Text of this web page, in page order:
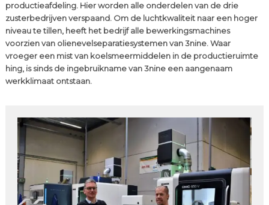
productieafdeling. Hier worden alle onderdelen van de drie
zusterbedrijven verspaand. Om de luchtkwaliteit naar een hoger
niveau te tillen, heeft het bedrijf alle bewerkingsmachines
voorzien van olienevelseparatiesystemen van 3nine. Waar
vroeger een mist van koelsmeermiddelen in de productieruimte
hing, is sinds de ingebruikname van 3nine een aangenaam
werkklimaat ontstaan.